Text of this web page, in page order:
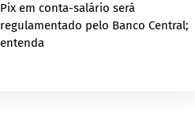
Pix em conta-salário será
regulamentado pelo Banco Central;
entenda